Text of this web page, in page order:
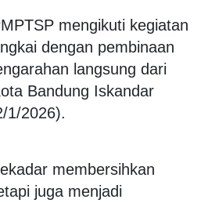
mengikuti kegiatan
dengan pembinaan
langsung dari
Bandung Iskandar
1/2026).
membersihkan
juga menjadi